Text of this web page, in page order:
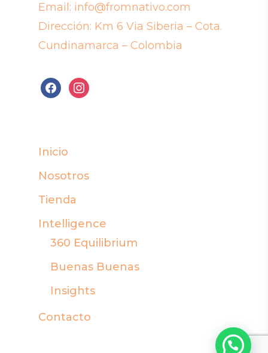
Email: info@fromnativo.com
Dirección: Km 6 Via Siberia – Cota.
Cundinamarca – Colombia
facebookinstagram
Inicio
Nosotros
Tienda
Intelligence
360 Equilibrium
Buenas Buenas
Insights
Contacto